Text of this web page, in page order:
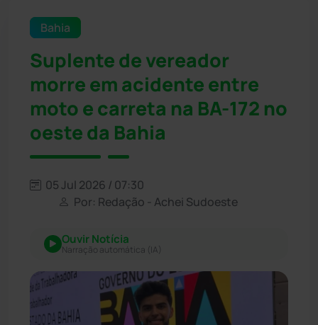
Bahia
Suplente de vereador
morre em acidente entre
moto e carreta na BA-172 no
oeste da Bahia
05 Jul 2026 / 07:30
Por: Redação - Achei Sudoeste
Ouvir Notícia
Narração automática (IA)